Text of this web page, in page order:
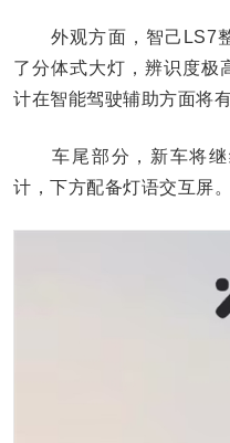
外观方面，智己LS7整
了分体式大灯，辨识度极
计在智能驾驶辅助方面将
车尾部分，新车将继
计，下方配备灯语交互屏。